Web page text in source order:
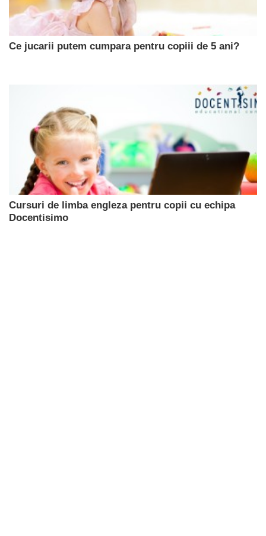
Ce jucarii putem cumpara pentru copiii de 5 ani?
Cursuri de limba engleza pentru copii cu echipa
Docentisimo